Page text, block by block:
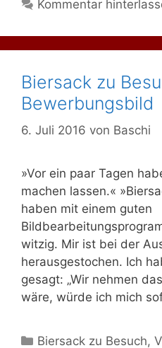
Kommentar
Biersack zu
Bewerbungsbild
6. Juli 2016 von Baschi
»Vor ein paar Tagen
machen lassen.«
haben mit einem guten
witzig. Mir ist bei der
herausgestochen. Ich
gesagt: „Wir nehmen
wäre, würde ich mich
Kategorien
Biersack zu Besuch,